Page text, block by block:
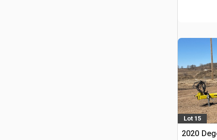
Lot 15
2020